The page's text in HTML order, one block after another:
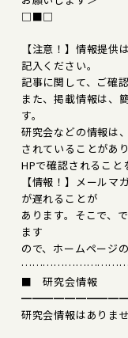
□■□
【注意！】情報提
記入ください。
記事に関して、ご確
また、掲載情報は、
す。
研究会などの情報は
されていることがあ
HPで確認されること
【情報！】メール
が遅れることが
あります。そこで、
ます
ので、ホームページ
■ 研究会情
研究会情報はありませ